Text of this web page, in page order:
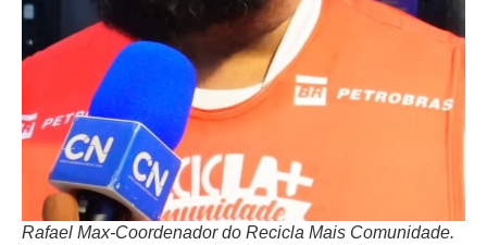
Rafael Max-Coordenador do Recicla Mais Comunidade.